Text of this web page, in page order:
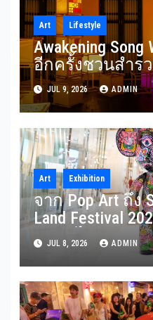
Art Lifestyle
Awakening
อีกครั้งชวนสำร
เวลาของ ‘ทรง
ไฟ ในธีม
กรกฎาคม 2569
JUL 9, 2026 ADMIN
Art Exhibition
จาก Pop Art ถึง
Land Festival
ศิลปินไทยหลาก
งานเดียว
JUL 8, 2026 ADMIN